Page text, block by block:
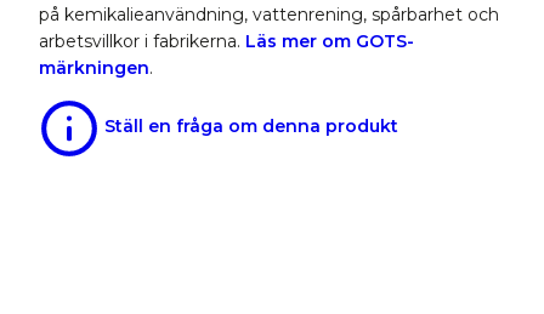
på kemikalieanvändning, vattenrening, spårbarhet och
arbetsvillkor i fabrikerna. Läs mer om GOTS-
märkningen.
Ställ en fråga om denna produkt